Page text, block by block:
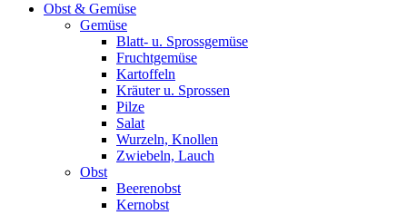
Obst & Gemüse
Gemüse
Blatt- u. Sprossgemüse
Fruchtgemüse
Kartoffeln
Kräuter u. Sprossen
Pilze
Salat
Wurzeln, Knollen
Zwiebeln, Lauch
Obst
Beerenobst
Kernobst